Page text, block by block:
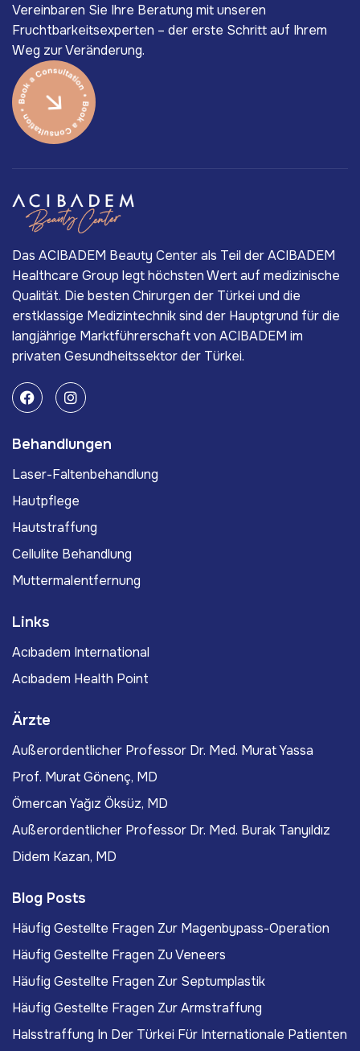
Vereinbaren Sie Ihre Beratung mit unseren
Fruchtbarkeitsexperten – der erste Schritt auf Ihrem
Weg zur Veränderung.
Das ACIBADEM Beauty Center als Teil der ACIBADEM
Healthcare Group legt höchsten Wert auf medizinische
Qualität. Die besten Chirurgen der Türkei und die
erstklassige Medizintechnik sind der Hauptgrund für die
langjährige Marktführerschaft von ACIBADEM im
privaten Gesundheitssektor der Türkei.
Behandlungen
Laser-Faltenbehandlung
Hautpflege
Hautstraffung
Cellulite Behandlung
Muttermalentfernung
Links
Acıbadem International
Acıbadem Health Point
Ärzte
Außerordentlicher Professor Dr. Med. Murat Yassa
Prof. Murat Gönenç, MD
Ömercan Yağız Öksüz, MD
Außerordentlicher Professor Dr. Med. Burak Tanyıldız
Didem Kazan, MD
Blog Posts
Häufig Gestellte Fragen Zur Magenbypass-Operation
Häufig Gestellte Fragen Zu Veneers
Häufig Gestellte Fragen Zur Septumplastik
Häufig Gestellte Fragen Zur Armstraffung
Halsstraffung In Der Türkei Für Internationale Patienten